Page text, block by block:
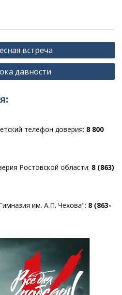
встреча
давности
телефон доверия: 8 800
Ростовской области: 8 (863)
им. А.П. Чехова": 8 (863-